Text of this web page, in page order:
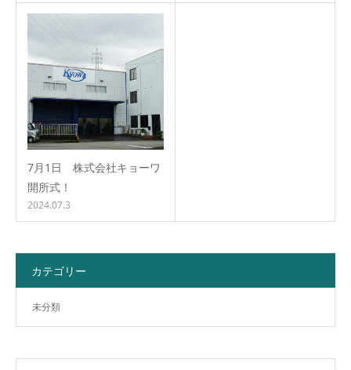
7月1日 株式会社キョーワ
開所式！
2024.07.3
カテゴリー
未分類